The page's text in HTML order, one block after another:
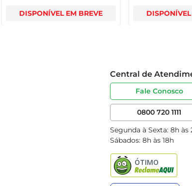
DISPONÍVEL EM BREVE
Central de
Fale Conosco
0800 720 1111
Segunda à Sexta: 8h às
Sábados: 8h às 18h